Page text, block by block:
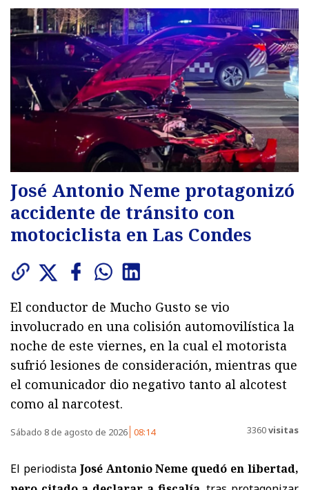
José Antonio Neme protagonizó
accidente de tránsito con
motociclista en Las Condes
El conductor de Mucho Gusto se vio
involucrado en una colisión automovilística la
noche de este viernes, en la cual el motorista
sufrió lesiones de consideración, mientras que
el comunicador dio negativo tanto al alcotest
como al narcotest.
Sábado 8 de agosto de 2026 08:14 3360visitas
El periodista José Antonio Neme quedó en libertad,